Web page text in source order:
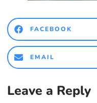
FACEBOOK
EMAIL
Leave a Reply